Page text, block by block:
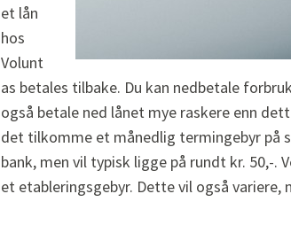
et lån
hos
Volunt
as betales tilbake. Du kan nedbetale
også betale ned lånet mye raskere enn
det tilkomme et månedlig termingebyr på
bank, men vil typisk ligge på rundt kr. 50,-.
et etableringsgebyr. Dette vil også variere,